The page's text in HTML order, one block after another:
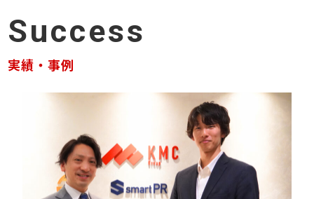
Success
実績・事例